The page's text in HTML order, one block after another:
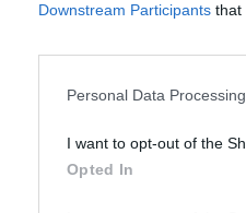
Downstream Participants that
Personal Data
I want to opt-out of the
Opted In